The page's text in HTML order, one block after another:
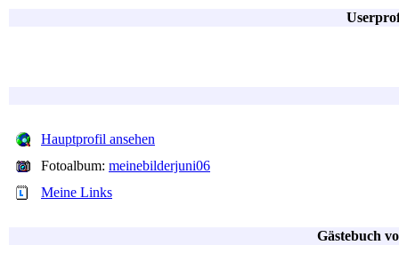
Hauptprofil ansehen
Fotoalbum: meinebilderjuni06
Meine Links
Gästebuch